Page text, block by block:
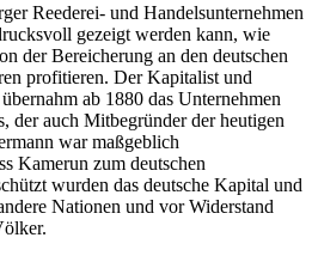
Reederei- und Handelsunternehmen
gezeigt werden kann, wie
der Bereicherung an den deutschen
profitieren. Der Kapitalist und
ab 1880 das Unternehmen
der auch Mitbegründer der heutigen
war maßgeblich
Kamerun zum deutschen
wurden das deutsche Kapital und
Nationen und vor Widerstand